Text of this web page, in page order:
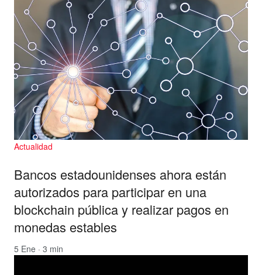
Actualidad
Bancos estadounidenses ahora están
autorizados para participar en una
blockchain pública y realizar pagos en
monedas estables
5 Ene · 3 min